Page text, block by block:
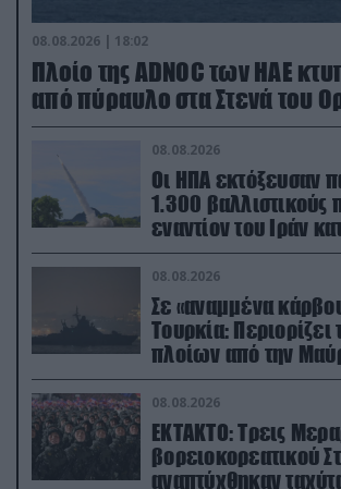
08.08.2026 | 18:02
Πλοίο της ADNOC των ΗΑΕ
από πύραυλο στα Στενά του
08.08.2026
Οι ΗΠΑ εκτόξευσαν
1.300 βαλλιστικούς
εναντίον του Ιράν
διάρκεια του
08.08.2026
Σε «αναμμένα
Τουρκία: Περιορίζει
πλοίων από την
08.08.2026
ΕΚΤΑΚΤΟ: Τρεις
βορειοκορεατικού
αναπτύχθηκαν